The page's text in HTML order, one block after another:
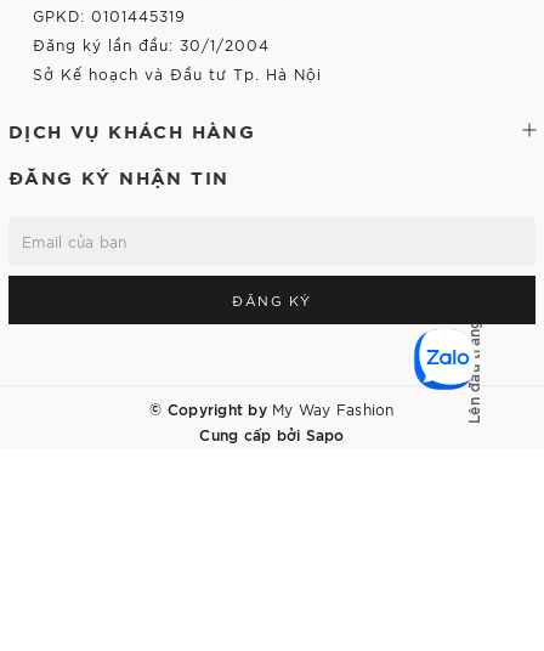
GPKD: 0101445319
Đăng ký lần đầu: 30/1/2004
Sở Kế hoạch và Đầu tư Tp. Hà Nội
DỊCH VỤ KHÁCH HÀNG
ĐĂNG KÝ NHẬN TIN
ĐĂNG KÝ
© Copyright by My Way Fashion
Cung cấp bởi Sapo
Lên đầu trang